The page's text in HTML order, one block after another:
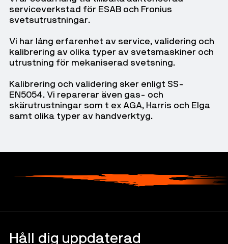
Tillbehör
Tennlod - Blyfria
Tennlod - Blylegerade
Flussmedel för hårdlödning
Flussmedel för mjuklödning
Hjälpmedel vid lödning
Ytkonditionering
Induktionsvärmare
Tillbehör
Magnetborrmaskiner
Alla Magnetborrmaskiner
Magnetborrmaskiner
Kärnborr
Tillbehör
Såg- och kapmaskiner
serviceverkstad för ESAB och Fronius
svetsutrustningar.
Vi har lång erfarenhet av service, validering och
kalibrering av olika typer av svetsmaskiner och
utrustning för mekaniserad svetsning.
Kalibrering och validering sker enligt SS-
EN5054. Vi reparerar även gas- och
skärutrustningar som t ex AGA, Harris och Elga
samt olika typer av handverktyg.
Håll dig uppdaterad